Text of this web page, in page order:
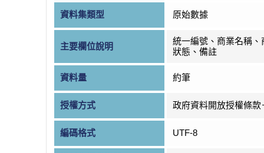
資料集類型 原始數據
主要欄位說明
統一編號、商業名稱、
狀態、備註
資料量 約筆
授權方式 政府資料開放授權條款
編碼格式 UTF-8